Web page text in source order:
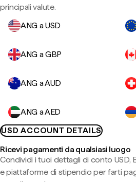
principali valute.
ANG a USD
ANG a GBP
ANG a AUD
ANG a AED
USD ACCOUNT DETAILS
Ricevi pagamenti da qualsiasi luogo
Condividi i tuoi dettagli di conto USD,
e piattaforme di stipendio per farti